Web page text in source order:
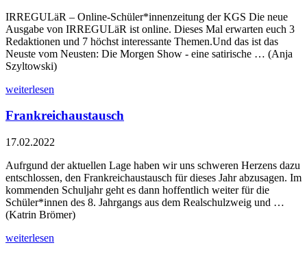
IRREGULäR – Online-Schüler*innenzeitung der KGS Die neue
Ausgabe von IRREGULäR ist online. Dieses Mal erwarten euch 3
Redaktionen und 7 höchst interessante Themen.Und das ist das
Neuste vom Neusten: Die Morgen Show - eine satirische … (Anja
Szyltowski)
weiterlesen
Frankreichaustausch
17.02.2022
Aufrgund der aktuellen Lage haben wir uns schweren Herzens dazu
entschlossen, den Frankreichaustausch für dieses Jahr abzusagen. Im
kommenden Schuljahr geht es dann hoffentlich weiter für die
Schüler*innen des 8. Jahrgangs aus dem Realschulzweig und …
(Katrin Brömer)
weiterlesen